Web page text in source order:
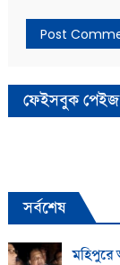
ফেইসবুক পেইজ
সর্বশেষ
মহিপুরে